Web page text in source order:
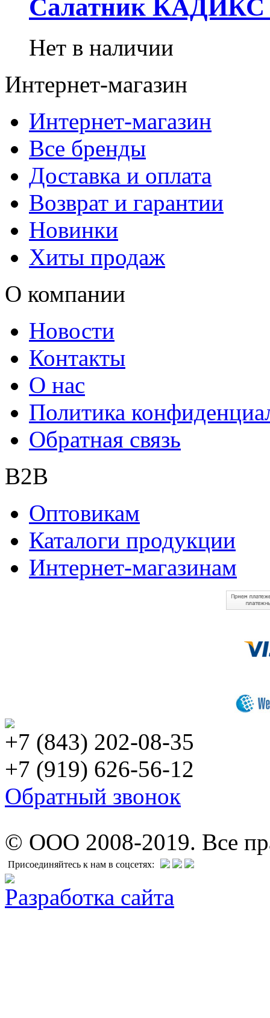
Салатник КАДИКС
Нет в наличии
Интернет-магазин
Интернет-магазин
Все бренды
Доставка и оплата
Возврат и гарантии
Новинки
Хиты продаж
О компании
Новости
Контакты
О нас
Политика
Обратная связь
B2B
Оптовикам
Каталоги продукции
Интернет-магазинам
+7 (843) 202-08-35
+7 (919) 626-56-12
Обратный звонок
© ООО 2008-2019. Все
Присоединяйтесь к нам в соцсетях:
Разработка сайта